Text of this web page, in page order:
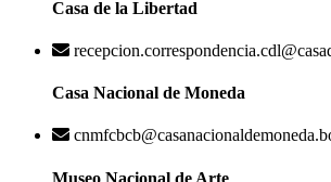
Casa de la Libertad
Casa Nacional de Moneda
Museo Nacional de Arte